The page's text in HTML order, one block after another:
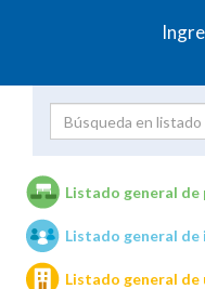
Unidades de
Listado general de
Listado general
Listado general de